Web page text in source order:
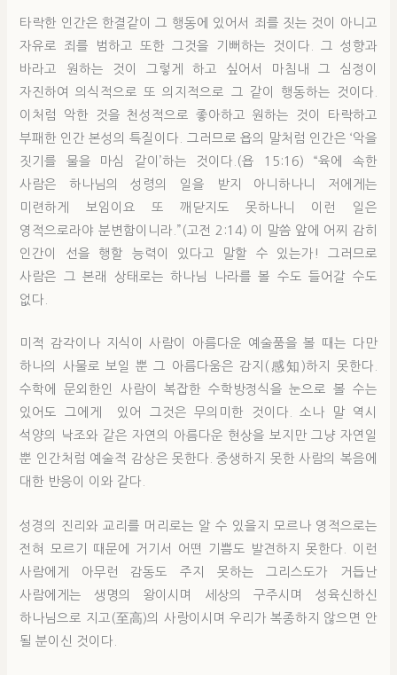
타락한 인간은 한결같이 그 행동에 있어서 죄를 짓는 것이 아니고
자유로 죄를 범하고 또한 그것을 기뻐하는 것이다. 그 성향과
바라고 원하는 것이 그렇게 하고 싶어서 마침내 그 심정이
자진하여 의식적으로 또 의지적으로 그 같이 행동하는 것이다.
이처럼 악한 것을 천성적으로 좋아하고 원하는 것이 타락하고
부패한 인간 본성의 특질이다. 그러므로 욥의 말처럼 인간은 ‘악을
짓기를 물을 마심 같이’하는 것이다.(욥 15:16) “육에 속한
사람은 하나님의 성령의 일을 받지 아니하나니 저에게는
미련하게 보임이요 또 깨닫지도 못하나니 이런 일은
영적으로라야 분변함이니라.”(고전 2:14) 이 말씀 앞에 어찌 감히
인간이 선을 행할 능력이 있다고 말할 수 있는가! 그러므로
사람은 그 본래 상태로는 하나님 나라를 볼 수도 들어갈 수도
없다.
미적 감각이나 지식이 사람이 아름다운 예술품을 볼 때는 다만
하나의 사물로 보일 뿐 그 아름다움은 감지(感知)하지 못한다.
수학에 문외한인 사람이 복잡한 수학방정식을 눈으로 볼 수는
있어도 그에게 있어 그것은 무의미한 것이다. 소나 말 역시
석양의 낙조와 같은 자연의 아름다운 현상을 보지만 그냥 자연일
뿐 인간처럼 예술적 감상은 못한다. 중생하지 못한 사람의 복음에
대한 반응이 이와 같다.
성경의 진리와 교리를 머리로는 알 수 있을지 모르나 영적으로는
전혀 모르기 때문에 거기서 어떤 기쁨도 발견하지 못한다. 이런
사람에게 아무런 감동도 주지 못하는 그리스도가 거듭난
사람에게는 생명의 왕이시며 세상의 구주시며 성육신하신
하나님으로 지고(至高)의 사랑이시며 우리가 복종하지 않으면 안
될 분이신 것이다.